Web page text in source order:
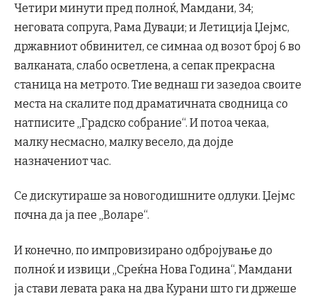
Четири минути пред полноќ, Мамдани, 34;
неговата сопруга, Рама Дуваџи; и Летиција Џејмс,
државниот обвинител, се симнаа од возот број 6 во
валканата, слабо осветлена, а сепак прекрасна
станица на метрото. Тие веднаш ги зазедоа своите
места на скалите под драматичната сводница со
натписите „Градско собрание“. И потоа чекаа,
малку несмасно, малку весело, да дојде
назначениот час.
Се дискутираше за новогодишните одлуки. Џејмс
почна да ја пее „Воларе“.
И конечно, по импровизирано одбројување до
полноќ и извици „Среќна Нова Година“, Мамдани
ја стави левата рака на два Курани што ги држеше